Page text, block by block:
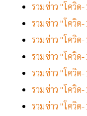
รวมข่าว "โควิ
รวมข่าว "โควิ
รวมข่าว "โควิ
รวมข่าว "โควิ
รวมข่าว "โควิ
รวมข่าว "โควิ
รวมข่าว "โควิ